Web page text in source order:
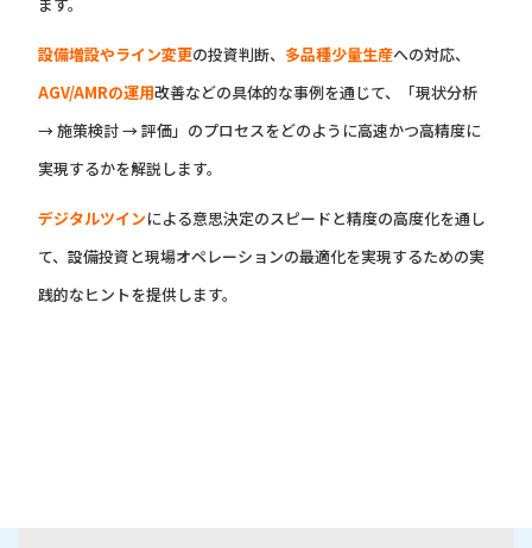
設備増設やライン変更の投資判断、 多品種少量生産への対応、
AGV/AMRの運用改善などの具体的な事例を通じて、「現状分析
→ 施策検討 → 評価」のプロセスをどのように高速かつ高精度に
実現するかを解説します。
デジタルツインによる意思決定のスピードと精度の高度化を通し
て、設備投資と現場オペレーションの最適化を実現するための実
践的なヒントを提供します。